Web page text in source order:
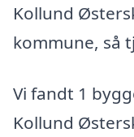
Kollund
kommune, så
Vi fandt 1
Kollund